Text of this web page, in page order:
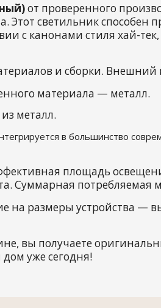
от проверенного
светильник способен
с канонами стиля хай-
и сборки.
материала — металл.
металл.
в большинство
площадь
Суммарная потребляемая
на размеры устройства —
вы получаете
уже сегодня!